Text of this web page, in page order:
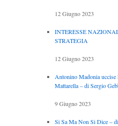
12 Giugno 2023
INTERESSE
STRATEGIA
12 Giugno 2023
Antonino Madonia uccise
Mattarella – di Sergio
9 Giugno 2023
Si Sa Ma Non Si Dice –